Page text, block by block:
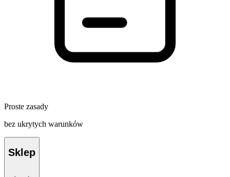
Proste zasady
bez ukrytych warunków
Sklep